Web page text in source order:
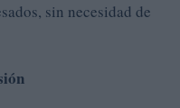
sin necesidad de